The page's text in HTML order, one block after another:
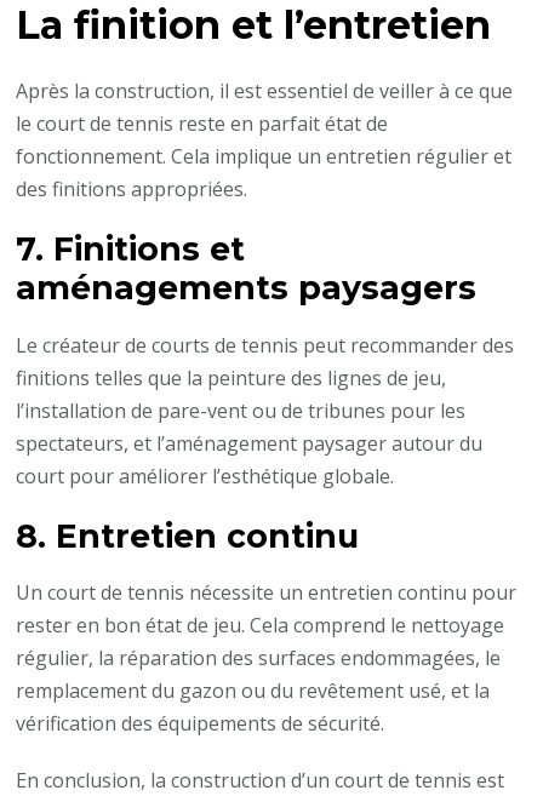
La finition et l’entretien
Après la construction, il est essentiel de veiller à ce que
le court de tennis reste en parfait état de
fonctionnement. Cela implique un entretien régulier et
des finitions appropriées.
7. Finitions et
aménagements paysagers
Le créateur de courts de tennis peut recommander des
finitions telles que la peinture des lignes de jeu,
l’installation de pare-vent ou de tribunes pour les
spectateurs, et l’aménagement paysager autour du
court pour améliorer l’esthétique globale.
8. Entretien continu
Un court de tennis nécessite un entretien continu pour
rester en bon état de jeu. Cela comprend le nettoyage
régulier, la réparation des surfaces endommagées, le
remplacement du gazon ou du revêtement usé, et la
vérification des équipements de sécurité.
En conclusion, la construction d’un court de tennis est